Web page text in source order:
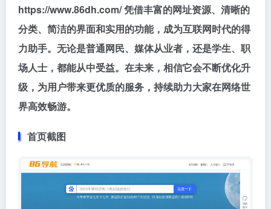
https://www.86dh.com/ 凭借丰富的网址资源、清晰的
分类、简洁的界面和实用的功能，成为互联网时代的得
力助手。无论是普通网民、媒体从业者，还是学生、职
场人士，都能从中受益。在未来，相信它会不断优化升
级，为用户带来更优质的服务，持续助力大家在网络世
界高效畅游。
首页截图